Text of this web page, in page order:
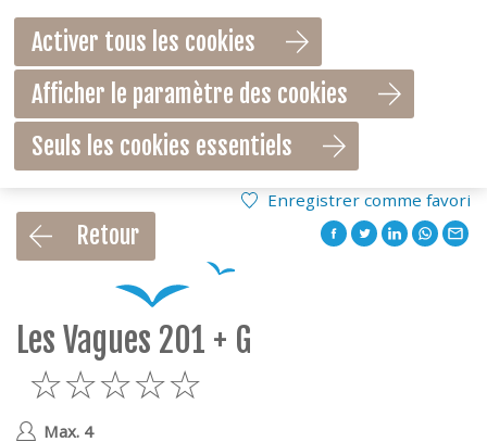
Enregistrer comme favori
Retour
Les Vagues 201 + G
Max. 4
Activer tous les cookies
Afficher le paramètre des cookies
Seuls les cookies essentiels